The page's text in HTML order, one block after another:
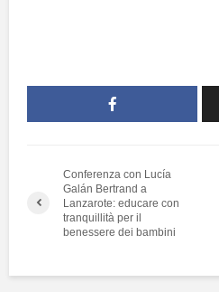
Conferenza con Lucía
Galán Bertrand a
Lanzarote: educare con
tranquillità per il
benessere dei bambini